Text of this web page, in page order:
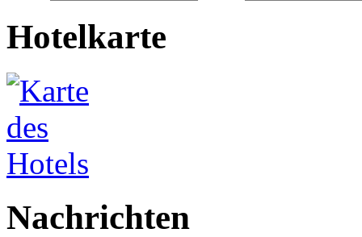
Hotelkarte
Nachrichten